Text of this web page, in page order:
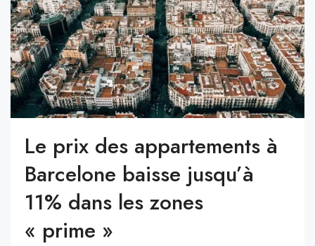
Le prix des appartements à
Barcelone baisse jusqu’à
11% dans les zones
« prime »